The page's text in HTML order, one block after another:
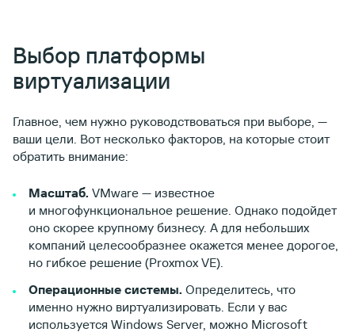
Выбор платформы
виртуализации
Главное, чем нужно руководствоваться при выборе, —
ваши цели. Вот несколько факторов, на которые стоит
обратить внимание:
Масштаб. VMware — известное
и многофункциональное решение. Однако подойдет
оно скорее крупному бизнесу. А для небольших
компаний целесообразнее окажется менее дорогое,
но гибкое решение (Proxmox VE).
Операционные системы. Определитесь, что
именно нужно виртуализировать. Если у вас
используется Windows Server, можно Microsoft